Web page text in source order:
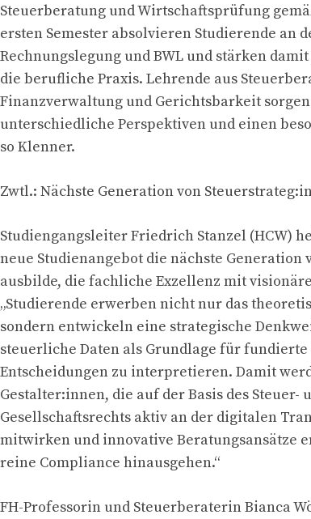
Steuerberatung und Wirtschaftsprüfung
ersten Semester absolvieren Studierende an
Rechnungslegung und BWL und stärken
die berufliche Praxis. Lehrende aus
Finanzverwaltung und Gerichtsbarkeit
unterschiedliche Perspektiven und einen
so Klenner.
Zwtl.: Nächste Generation von
Studiengangsleiter Friedrich Stanzel (HCW)
neue Studienangebot die nächste Generation
ausbilde, die fachliche Exzellenz mit
„Studierende erwerben nicht nur das
sondern entwickeln eine strategische
steuerliche Daten als Grundlage für
Entscheidungen zu interpretieren. Damit
Gestalter:innen, die auf der Basis des Steuer-
Gesellschaftsrechts aktiv an der digitalen
mitwirken und innovative Beratungsansätze
reine Compliance hinausgehen.“
FH-Professorin und Steuerberaterin Bianca